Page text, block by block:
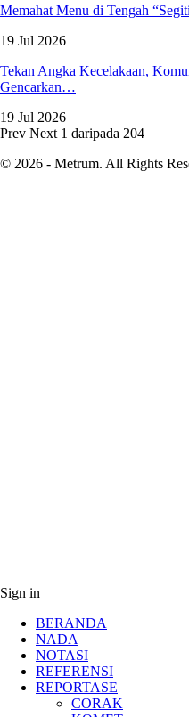
Memahat Menu di Tengah
19 Jul 2026
Tekan Angka Kecelakaan,
Gencarkan…
19 Jul 2026
Prev Next 1 daripada 204
© 2026 - Metrum. All Rights
Sign in
BERANDA
NADA
NOTASI
REFERENSI
REPORTASE
CORAK